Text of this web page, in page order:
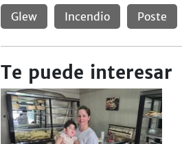
Glew Incendio Poste
Te puede interesar